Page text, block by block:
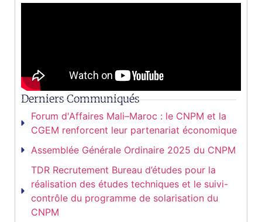
Derniers Communiqués
Forum d'Affaires Mali–Maroc : le CNPM et la
CGEM renforcent leur partenariat économique
Assemblée Générale Ordinaire 2025 du CNPM
TDR Recrutement Bureau d’études pour la
réalisation des études techniques et le suivi-
contrôle du programme de solarisation du
CNPM